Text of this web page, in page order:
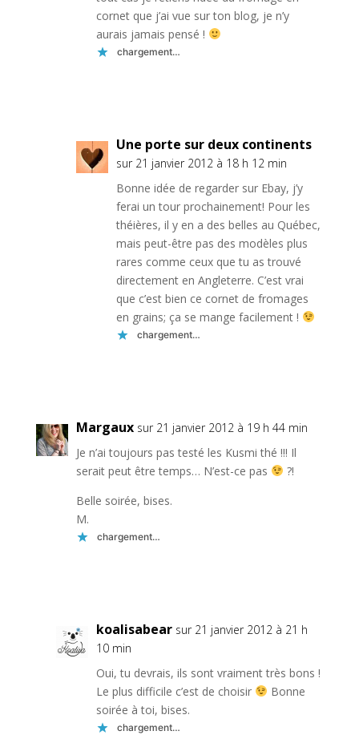
cornet que j’ai vue sur ton blog, je n’y
aurais jamais pensé !
chargement…
Une porte sur deux continents
sur 21 janvier 2012 à 18 h 12 min
Bonne idée de regarder sur Ebay, j’y
ferai un tour prochainement! Pour les
théières, il y en a des belles au Québec,
mais peut-être pas des modèles plus
rares comme ceux que tu as trouvé
directement en Angleterre. C’est vrai
que c’est bien ce cornet de fromages
en grains; ça se mange facilement !
chargement…
Margaux sur 21 janvier 2012 à 19 h 44 min
Je n’ai toujours pas testé les Kusmi thé !!! Il
serait peut être temps… N’est-ce pas
?!
Belle soirée, bises.
M.
chargement…
koalisabear sur 21 janvier 2012 à 21 h
10 min
Oui, tu devrais, ils sont vraiment très bons !
Le plus difficile c’est de choisir
Bonne
soirée à toi, bises.
chargement…